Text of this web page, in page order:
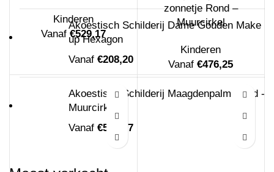
Kinderen
Vanaf €529,17
zonnetje Rond –
Muurcirkel
Kinderen
Vanaf€476,25
Akoestisch Schilderij Dame Gouden Make
up Hexagon
Vanaf €208,20
Akoestisch Schilderij Maagdenpalm Rond -
Muurcirkel
Vanaf €529,17